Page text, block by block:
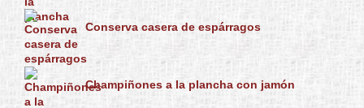
Conserva casera de espárragos
Champiñones a la plancha con jamón